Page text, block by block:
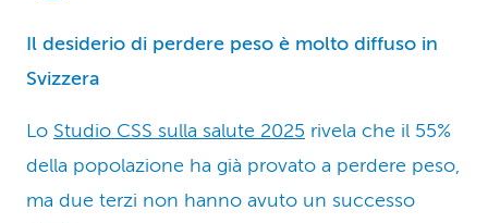
Il desiderio di perdere peso è molto diffuso in
Svizzera
Lo Studio CSS sulla salute 2025 rivela che il 55%
della popolazione ha già provato a perdere peso,
ma due terzi non hanno avuto un successo